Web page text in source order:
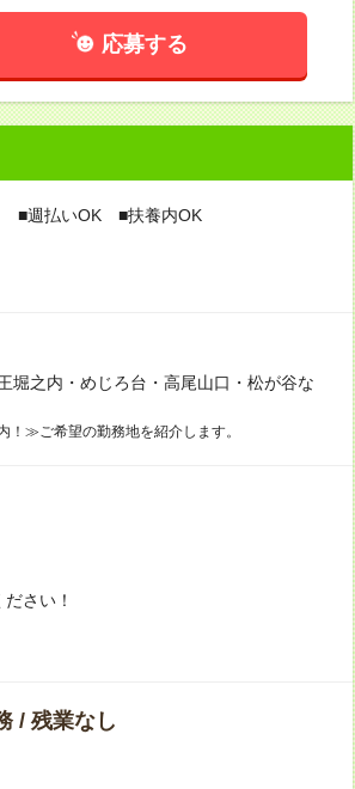
応募する
■週払いOK ■扶養内OK
堀之内・めじろ台・高尾山口・松が谷な
≫ご希望の勤務地を紹介します。
さい！
/ 残業なし